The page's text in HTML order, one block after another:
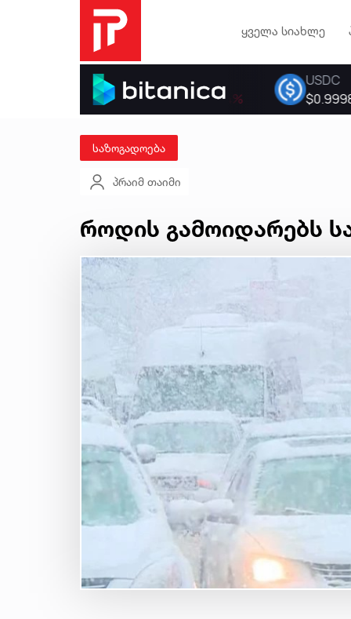
ყველა სიახლე
საზოგადოება
პრაიმ თაიმი
როდის გამოიდარებს